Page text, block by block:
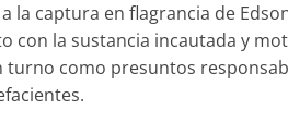
la captura en flagrancia de
con la sustancia incautada y
turno como presuntos